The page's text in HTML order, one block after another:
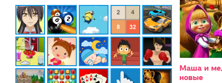
Маша и
новые